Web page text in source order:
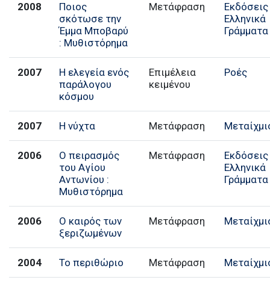
2008
Ποιος
σκότωσε την
Έμμα Μποβαρύ
: Μυθιστόρημα
Μετάφραση
Εκδόσεις
Ελληνικά
2007
Η ελεγεία ενός
παράλογου
κόσμου
Επιμέλεια
κειμένου
Ροές
2007 Η νύχτα Μετάφραση
2006
Ο πειρασμός
του Αγίου
Αντωνίου :
Μυθιστόρημα
Μετάφραση
Εκδόσεις
Ελληνικά
2006
Ο καιρός των
ξεριζωμένων
Μετάφραση
2004 Το περιθώριο Μετάφραση